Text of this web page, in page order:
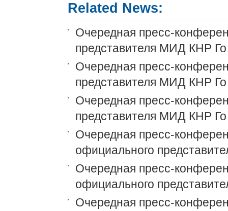
Related News:
Очередная пресс-
представителя МИД КНР Го
Очередная пресс-
представителя МИД КНР Го
Очередная пресс-
представителя МИД КНР Го
Очередная пресс-
официального
Очередная пресс-
официального
Очередная пресс-